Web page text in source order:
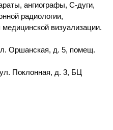
ангиографы, С-дуги,
радиологии,
визуализации.
Оршанская, д. 5, помещ.
Поклонная, д. 3, БЦ